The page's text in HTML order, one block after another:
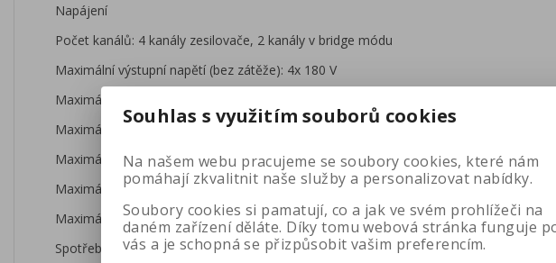
Napájení
Počet kanálů: 4 kanály zesilovače, 2 kanály v bridge módu
Maximální výstupní napětí (bez zátěže): 4x 180 V
Maximální výstupní výkon (režim 4 kanály / zatížení 8 ohmů na kanál): 4x 1900 W
Maximální výstupní výkon (režim 4 kanály / zatížení 4 ohmy na kanál): 4x 3300 W
Maximální výstupní výkon (režim 4 kanály / zatížení 2 ohmy na kanál): 4x 4500 W
Maximální výstupní výkon (režim 2 kanály / zatížení 8 ohmů na kanál): 2x 6600 W
Maximální výstupní výkon (režim 2 kanály / zatížení 4 ohmy na kanál): 2x 9000 W
Spotřeba energie (stand-by režim): 10 Wattů
Souhlas s využitím souborů cookies
Na našem webu pracujeme se soubory cookies, které nám
pomáhají zkvalitnit naše služby a personalizovat nabídky.
Soubory cookies si pamatují, co a jak ve svém prohlížeči na
daném zařízení děláte. Díky tomu webová stránka funguje
vás a je schopná se přizpůsobit vašim preferencím.